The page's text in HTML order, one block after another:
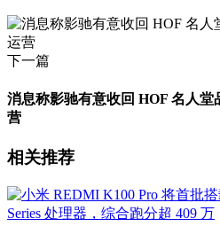
下一篇
消息称影驰有意收回 HOF 名人
营
相关推荐